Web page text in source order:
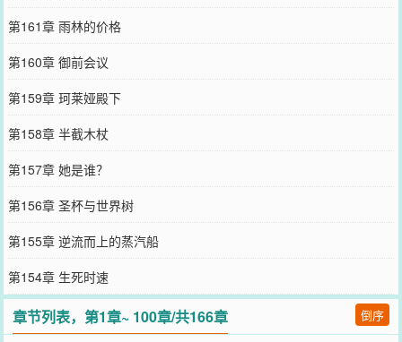
第161章 雨林的价格
第160章 御前会议
第159章 珂莱娅殿下
第158章 半截木杖
第157章 她是谁？
第156章 圣杯与世界树
第155章 逆流而上的蒸汽船
第154章 生死时速
章节列表，第1章~ 100章/共166章 倒序